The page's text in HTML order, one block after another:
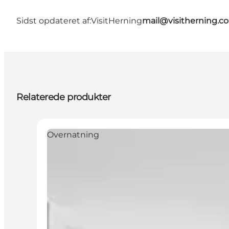
Sidst opdateret af:VisitHerning
Relaterede produkter
Overnatning